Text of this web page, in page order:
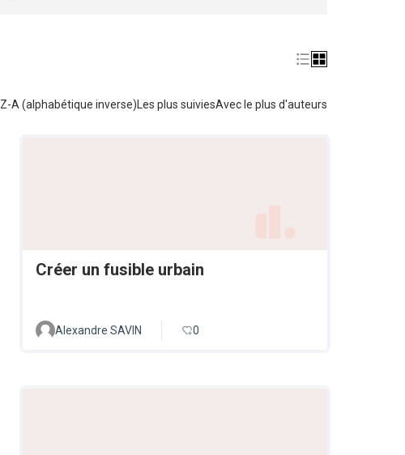
Z-A (alphabétique inverse) Les plus suiviesAvec le plus d'auteurs
Créer un fusible urbain
Alexandre SAVIN 0